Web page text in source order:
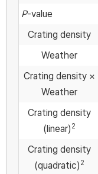
P-value
Crating density
Weather
Crating density ×
Weather
Crating density
(linear) 2
Crating density
(quadratic) 2